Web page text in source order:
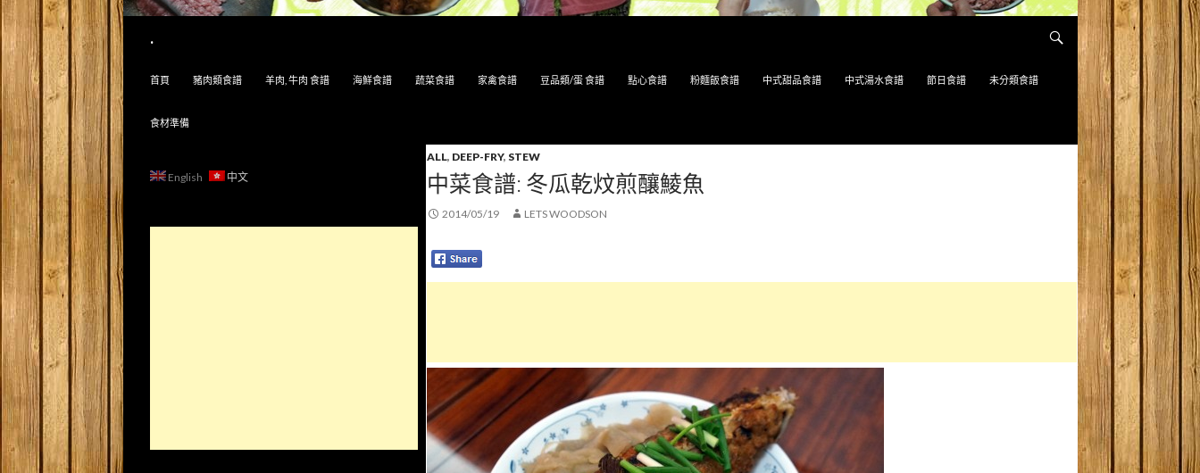
.
首頁
豬肉類食譜 羊肉, 牛肉 食譜 海鮮食譜 蔬菜食譜 家禽食譜 豆品類/蛋 食譜 點心食譜 粉麵飯食譜 中式甜品食譜 中式湯水食譜 節日食譜 未分類食譜
食材準備
ALL, DEEP-FRY, STEW
中菜食譜: 冬瓜乾炆煎釀鯪魚
2014/05/19 LETS WOODSON
English 中文